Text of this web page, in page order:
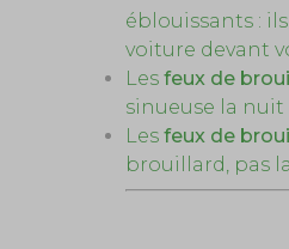
éblouissants :
voiture devant
Les feux de
sinueuse la
Les feux de
brouillard, pas